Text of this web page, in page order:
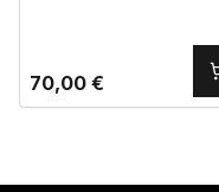
70,00 €